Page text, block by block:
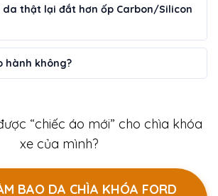
da thật lại đắt hơn ốp Carbon/Silicon
hành không?
“chiếc áo mới” cho chìa khóa
xe của mình?
BAO DA CHÌA KHÓA FORD